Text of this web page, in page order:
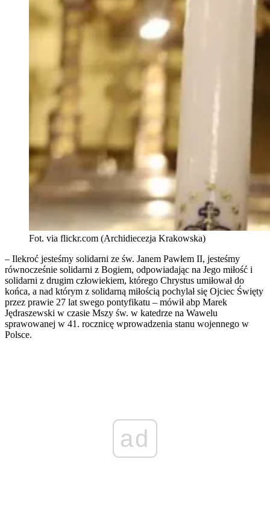
Fot. via flickr.com (Archidiecezja Krakowska)
– Ilekroć jesteśmy solidarni ze św. Janem Pawłem II, jesteśmy
równocześnie solidarni z Bogiem, odpowiadając na Jego miłość i
solidarni z drugim człowiekiem, którego Chrystus umiłował do
końca, a nad którym z solidarną miłością pochylał się Ojciec Święty
przez prawie 27 lat swego pontyfikatu – mówił abp Marek
Jędraszewski w czasie Mszy św. w katedrze na Wawelu
sprawowanej w 41. rocznicę wprowadzenia stanu wojennego w
Polsce.
ad